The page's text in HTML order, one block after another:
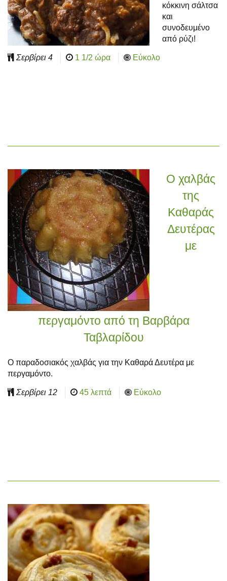
κόκκινη σάλτσα
και
συνοδευμένο
από ρύζι!
Σερβίρει 4 1 1/2 ώρα Εύκολο
Ο χαλβάς
της
Καθαράς
Δευτέρας
με
περγαμόντο από τη Βαρβάρα
Ταβλαρίδου
Ο παραδοσιακός χαλβάς για την Καθαρά Δευτέρα με
περγαμόντο.
Σερβίρει 12 45 λεπτά Εύκολο